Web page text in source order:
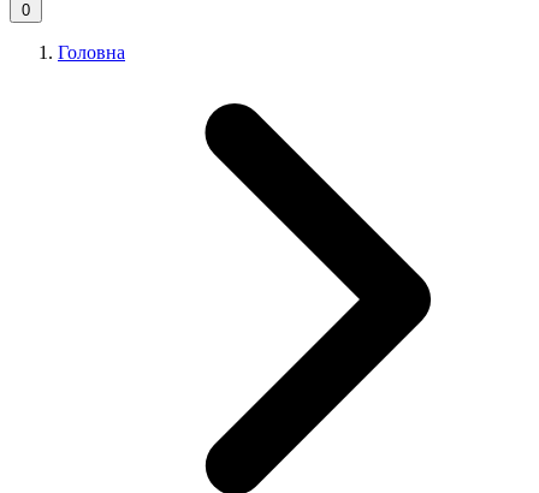
0
Головна